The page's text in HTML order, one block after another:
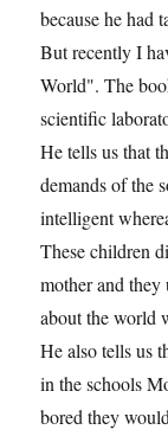
because he had
But recently I
World". The
scientific
He tells us that
demands of the
intelligent
These children
mother and
about the world
He also tells us
in the schools
bored they